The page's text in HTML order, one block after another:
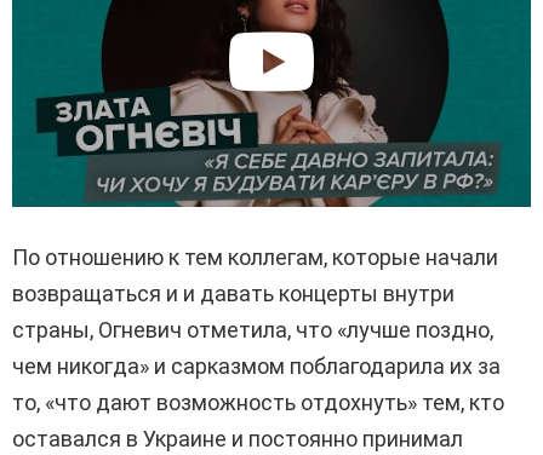
По отношению к тем коллегам, которые начали
возвращаться и и давать концерты внутри
страны, Огневич отметила, что «лучше поздно,
чем никогда» и сарказмом поблагодарила их за
то, «что дают возможность отдохнуть» тем, кто
оставался в Украине и постоянно принимал